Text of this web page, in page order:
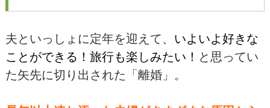
夫といっしょに定年を迎えて、 いよいよ好きな
ことができる！旅行も楽しみたい！ と思ってい
た矢先に切り出された「離婚」。